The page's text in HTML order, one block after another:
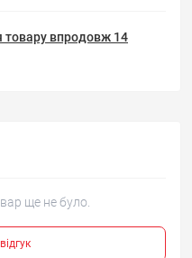
впродовж 14
ще не було.